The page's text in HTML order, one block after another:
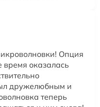
Опция
оказалась
дружелюбным и
теперь